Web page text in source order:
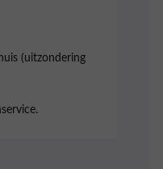
(uitzondering